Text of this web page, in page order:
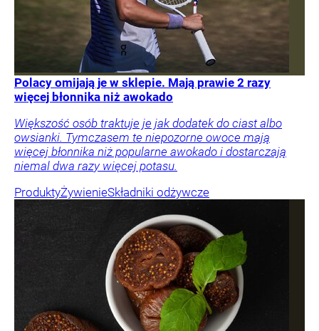
Polacy omijają je w sklepie. Mają prawie 2 razy
więcej błonnika niż awokado
Większość osób traktuje je jak dodatek do ciast albo
owsianki. Tymczasem te niepozorne owoce mają
więcej błonnika niż popularne awokado i dostarczają
niemal dwa razy więcej potasu.
ProduktyŻywienieSkładniki odżywcze